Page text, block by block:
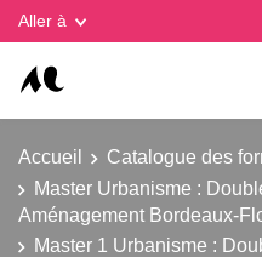
Aller à
Accueil Catalogue des
Master Urbanisme :
Aménagement Bordeaux-
Master 1 Urbanisme :
Gestion des cookies